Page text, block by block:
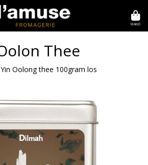
MAND
Thee
Oolong thee 100gram los